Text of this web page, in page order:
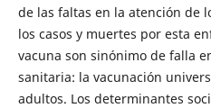
de las faltas en la atención de
los casos y muertes por esta
vacuna son sinónimo de falla
sanitaria: la vacunación
adultos. Los determinantes